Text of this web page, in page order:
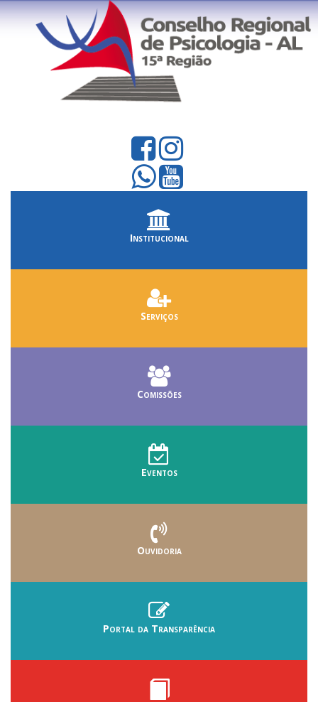
Institucional
Serviços
Comissões
Eventos
Ouvidoria
Portal da Transparência